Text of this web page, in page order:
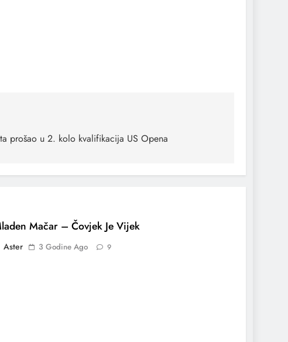
prošao u 2. kolo kvalifikacija US Opena
Mačar – Čovjek Je Vijek
Aster 3 Godine Ago 9